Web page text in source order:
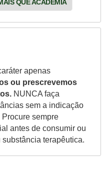
QUE ACADEMIA
apenas
ou prescrevemos
NUNCA faça
sem a indicação
sempre
antes de consumir ou
terapêutica.